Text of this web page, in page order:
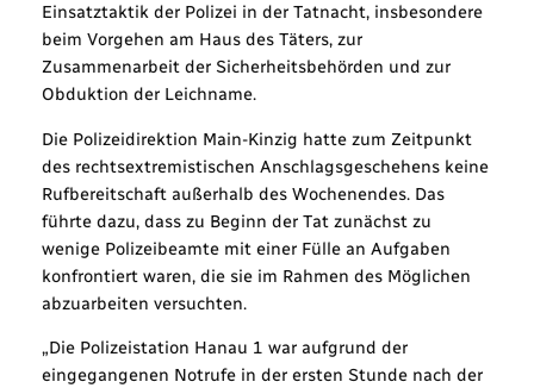
Einsatztaktik der Polizei in der Tatnacht, insbesondere
beim Vorgehen am Haus des Täters, zur
Zusammenarbeit der Sicherheitsbehörden und zur
Obduktion der Leichname.
Die Polizeidirektion Main-Kinzig hatte zum Zeitpunkt
des rechtsextremistischen Anschlagsgeschehens keine
Rufbereitschaft außerhalb des Wochenendes. Das
führte dazu, dass zu Beginn der Tat zunächst zu
wenige Polizeibeamte mit einer Fülle an Aufgaben
konfrontiert waren, die sie im Rahmen des Möglichen
abzuarbeiten versuchten.
„Die Polizeistation Hanau 1 war aufgrund der
eingegangenen Notrufe in der ersten Stunde nach der